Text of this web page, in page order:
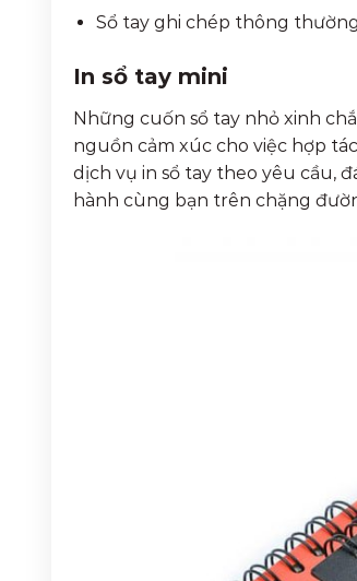
Sổ tay ghi chép thông thường
In sổ tay mini
Những cuốn sổ tay nhỏ xinh
nguồn cảm xúc cho việc hợp
dịch vụ in sổ tay theo yêu cầu,
hành cùng bạn trên chặng